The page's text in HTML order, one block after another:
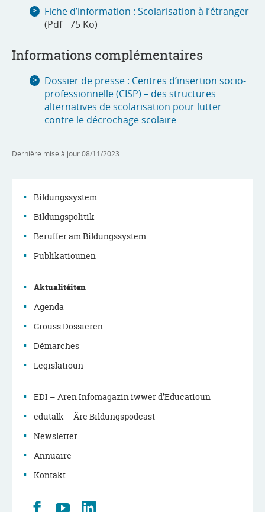
Fiche d’information : Scolarisation à l’étranger
(Pdf - 75 Ko)
Informations complémentaires
Dossier de presse : Centres d’insertion socio-
professionnelle (CISP) – des structures
alternatives de scolarisation pour lutter
contre le décrochage scolaire
Dernière mise à jour08/11/2023
Menu
de
navigation
principale
Bildungssystem
Bildungspolitik
Beruffer am Bildungssystem
Publikatiounen
Aktualitéiten
Agenda
Grouss Dossieren
Démarches
Legislatioun
EDI – Ären Infomagazin iwwer d’Educatioun
edutalk – Äre Bildungspodcast
Newsletter
Annuaire
Kontakt
RetrouvezYoutube